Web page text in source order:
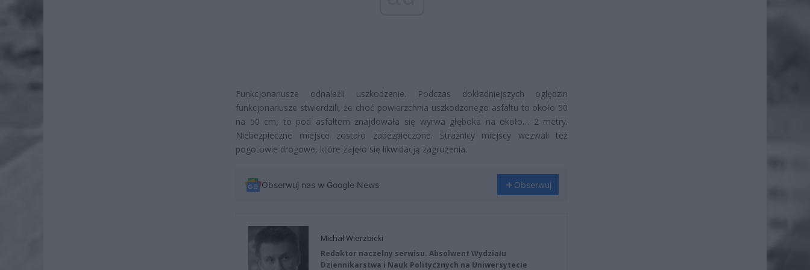
Funkcjonariusze odnaleźli uszkodzenie. Podczas dokładniejszych oględzin
funkcjonariusze stwierdzili, że choć powierzchnia uszkodzonego asfaltu to około 50
na 50 cm, to pod asfaltem znajdowała się wyrwa głęboka na około… 2 metry.
Niebezpieczne miejsce zostało zabezpieczone. Strażnicy miejscy wezwali też
pogotowie drogowe, które zajęło się likwidacją zagrożenia.
Obserwuj nas w Google News Obserwuj
Michał Wierzbicki
Redaktor naczelny serwisu. Absolwent Wydziału
Dziennikarstwa i Nauk Politycznych na Uniwersytecie